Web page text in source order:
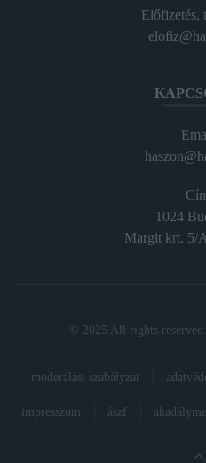
Előfizetés,
1024
Margit krt. 5/
© 2025 All rights
moderálási szabályzat
impresszum ászf